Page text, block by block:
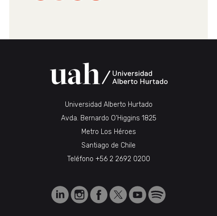
Universidad Alberto Hurtado
Avda. Bernardo O’Higgins 1825
Metro Los Héroes
Santiago de Chile
Teléfono +56 2 2692 0200